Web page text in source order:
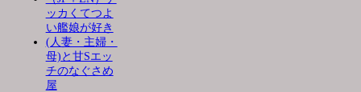
ッカくてつよ
い艦娘が好き
(人妻・主婦・
母)と甘Sエッ
チのなぐさめ
屋